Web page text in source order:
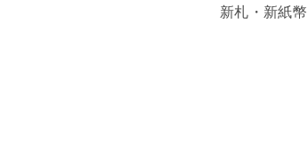
新札・新紙幣